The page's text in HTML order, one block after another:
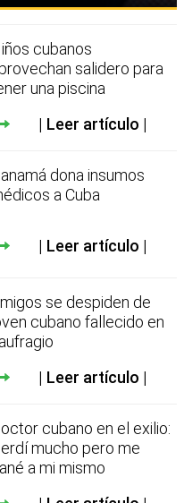
cubanos
salidero para
una piscina
Leer artículo
dona insumos
a Cuba
Leer artículo
se despiden de
cubano fallecido en
Leer artículo
cubano en el exilio:
mucho pero me
a mi mismo